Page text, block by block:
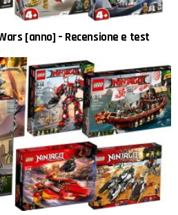
[anno] – Recensione e test